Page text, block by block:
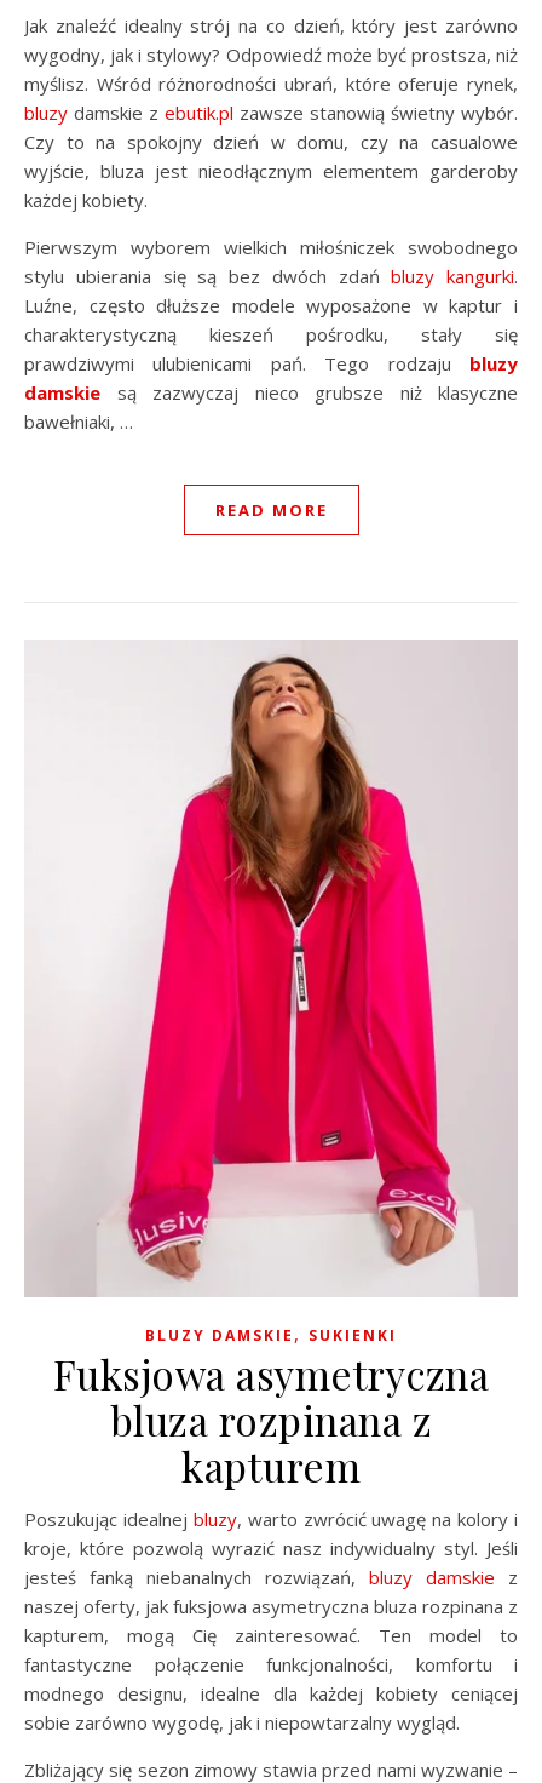
Jak znaleźć idealny strój na co dzień, który jest zarówno
wygodny, jak i stylowy? Odpowiedź może być prostsza, niż
myślisz. Wśród różnorodności ubrań, które oferuje rynek,
bluzy damskie z ebutik.pl zawsze stanowią świetny wybór.
Czy to na spokojny dzień w domu, czy na casualowe
wyjście, bluza jest nieodłącznym elementem garderoby
każdej kobiety.
Pierwszym wyborem wielkich miłośniczek swobodnego
stylu ubierania się są bez dwóch zdańbluzy kangurki.
Luźne, często dłuższe modele wyposażone w kaptur i
charakterystyczną kieszeń pośrodku, stały się
prawdziwymi ulubienicami pań. Tego rodzaju bluzy
damskie są zazwyczaj nieco grubsze niż klasyczne
bawełniaki, …
READ MORE
BLUZY DAMSKIE , SUKIENKI
Fuksjowa asymetryczna
bluza rozpinana z
kapturem
Poszukując idealnej bluzy, warto zwrócić uwagę na kolory i
kroje, które pozwolą wyrazić nasz indywidualny styl. Jeśli
jesteś fanką niebanalnych rozwiązań, bluzy damskie z
naszej oferty, jak fuksjowa asymetryczna bluza rozpinana z
kapturem, mogą Cię zainteresować. Ten model to
fantastyczne połączenie funkcjonalności, komfortu i
modnego designu, idealne dla każdej kobiety ceniącej
sobie zarówno wygodę, jak i niepowtarzalny wygląd.
Zbliżający się sezon zimowy stawia przed nami wyzwanie –